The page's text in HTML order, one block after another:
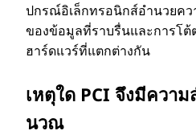
ปกรณ์อิเล็กทรอนิกส์อํานวยคว
ของข้อมูลที่ราบรื่นและการโต้
ฮาร์ดแวร์ที่แตกต่างกัน
เหตุใด PCI จึงมีควา
นวณ